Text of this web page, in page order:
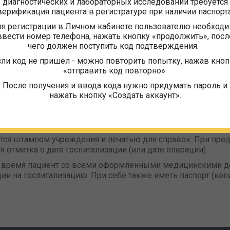
на стационарное лечение (по форме 057/У-04),
«МФК Минфина России».
амбулаторной карты (по форме 027/у) с указанием
заболевания, проведённых плановых лабораторных
медицинской помощи в условиях стационара.
госпитализацию, оригиналов (дубликаты,
(согласно перечню обследования на плановую
на стационарное лечение, выписки из амбулаторной
части для проверки правильности и полноты
госпитализации, медицинского учреждения в
штампом учреждения и печатью для справок. При
отметка о дате госпитализации (или дате операции).
время пациент со всеми оформленными медицинскими
на госпитализацию. При себе также иметь паспорт
пациента в регистратуре при наличии
регистрации в Личном кабинете пользователю
номер телефона, нажать кнопку «продолжить»,
чего должен поступить код подтверждения.
код не пришел - можно повторить попытку, нажав
«отправить код повторно».
После получения и ввода кода нужно придумать пароль и
нажать кнопку «Создать аккаунт».